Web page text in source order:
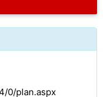
0/plan.aspx